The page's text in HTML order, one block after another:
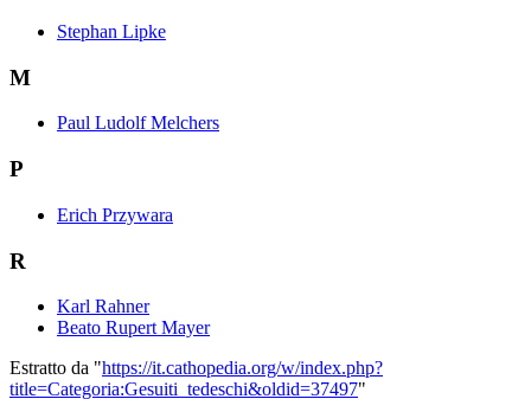
Stephan Lipke
M
Paul Ludolf Melchers
P
Erich Przywara
R
Karl Rahner
Beato Rupert Mayer
Estratto da "https://it.cathopedia.org/w/index.php?
title=Categoria:Gesuiti_tedeschi&oldid=37497"